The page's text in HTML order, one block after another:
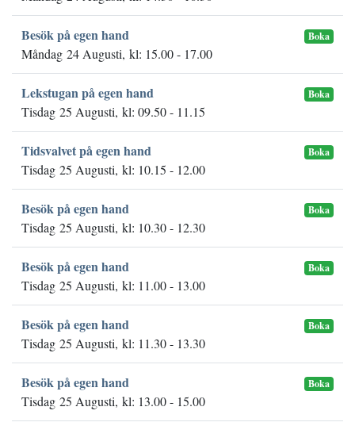
Besök på egen hand Boka
Måndag 24 Augusti, kl: 15.00 - 17.00
Lekstugan på egen hand Boka
Tisdag 25 Augusti, kl: 09.50 - 11.15
Tidsvalvet på egen hand Boka
Tisdag 25 Augusti, kl: 10.15 - 12.00
Besök på egen hand Boka
Tisdag 25 Augusti, kl: 10.30 - 12.30
Besök på egen hand Boka
Tisdag 25 Augusti, kl: 11.00 - 13.00
Besök på egen hand Boka
Tisdag 25 Augusti, kl: 11.30 - 13.30
Besök på egen hand Boka
Tisdag 25 Augusti, kl: 13.00 - 15.00